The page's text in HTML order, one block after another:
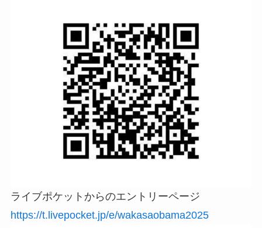
ライブポケットからのエントリーページ
https://t.livepocket.jp/e/wakasaobama2025